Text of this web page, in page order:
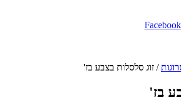
Facebook
/ זוג סלסלות בצבע בז'
בז'